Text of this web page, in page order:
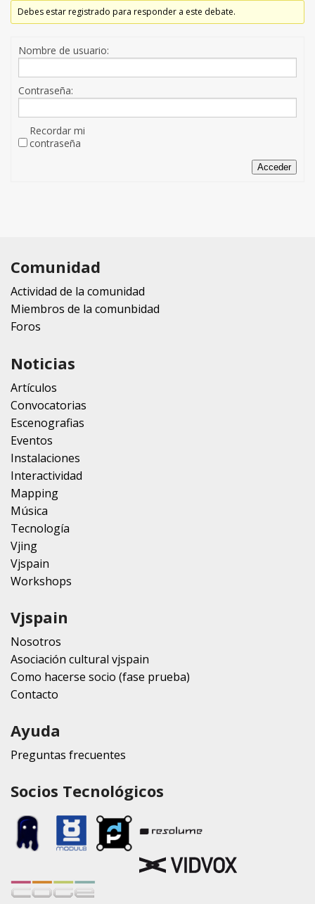
Debes estar registrado para responder a este debate.
Nombre de usuario:
Contraseña:
Recordar mi
contraseña
Acceder
Comunidad
Actividad de la comunidad
Miembros de la comunbidad
Foros
Noticias
Artículos
Convocatorias
Escenografias
Eventos
Instalaciones
Interactividad
Mapping
Música
Tecnología
Vjing
Vjspain
Workshops
Vjspain
Nosotros
Asociación cultural vjspain
Como hacerse socio (fase prueba)
Contacto
Ayuda
Preguntas frecuentes
Socios Tecnológicos